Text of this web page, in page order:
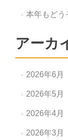
本年もどう
アーカ
2026年6月
2026年5月
2026年4月
2026年3月